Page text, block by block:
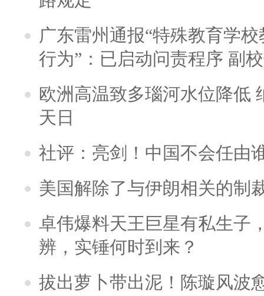
广东雷州通报“特殊教育学
行为”：已启动问责程序 副
欧洲高温致多瑙河水位降低
天日
社评：亮剑！中国不会任由
美国解除了与伊朗相关的制
卓伟爆料天王巨星有私生子
辨，实锤何时到来？
拔出萝卜带出泥！陈璇风波